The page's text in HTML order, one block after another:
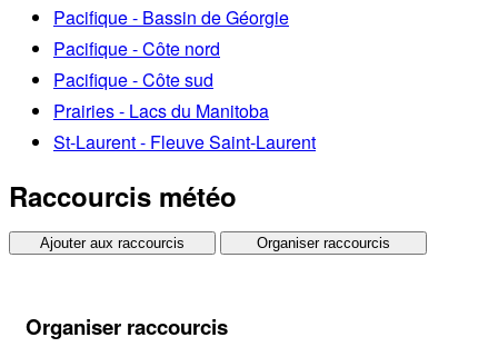
Pacifique - Bassin de Géorgie
Pacifique - Côte nord
Pacifique - Côte sud
Prairies - Lacs du Manitoba
St-Laurent - Fleuve Saint-Laurent
Raccourcis météo
Ajouter aux raccourcis Organiser raccourcis
Organiser raccourcis